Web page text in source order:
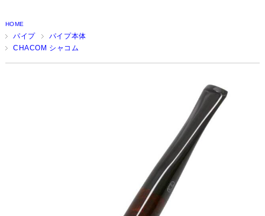
HOME
パイプ
パイプ本体
CHACOM シャコム